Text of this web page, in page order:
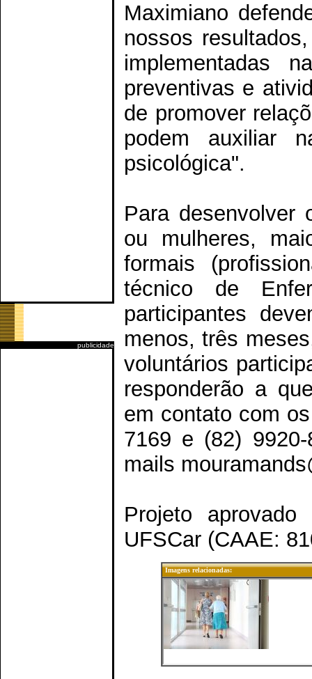
publicidade
Maximiano
nossos
implementadas
preventivas e
de promover
podem auxiliar
psicológica".
Para desenvolver
ou mulheres,
formais
técnico de
participantes
menos, três
voluntários
responderão a
em contato com
7169 e (82)
mails
Projeto
UFSCar (CAAE:
Imagens relacionadas: